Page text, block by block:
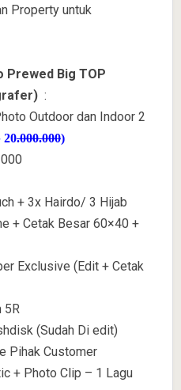
Property untuk
Big TOP
:
Outdoor dan Indoor 2
20.000.000)
+ 3x Hairdo/ 3 Hijab
+ Cetak Besar 60×40 +
Exclusive (Edit + Cetak
5R
(Sudah Di edit)
Pihak Customer
+ Photo Clip – 1 Lagu